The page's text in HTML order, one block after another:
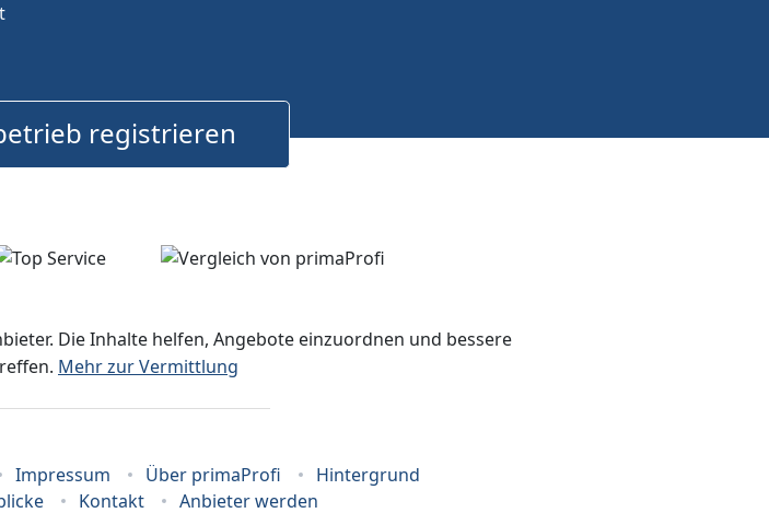
registrieren
Die Inhalte helfen, Angebote einzuordnen und bessere
Mehr zur Vermittlung
Impressum Über primaProfi
Hintergrund
Kontakt Anbieter werden